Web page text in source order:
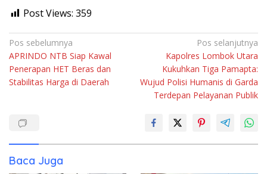
Post Views: 359
Navigasi
pos
Pos sebelumnya
APRINDO NTB Siap Kawal
Penerapan HET Beras dan
Stabilitas Harga di Daerah
Pos selanjutnya
Kapolres Lombok Utara
Kukuhkan Tiga Pamapta:
Wujud Polisi Humanis di Garda
Terdepan Pelayanan Publik
Baca Juga